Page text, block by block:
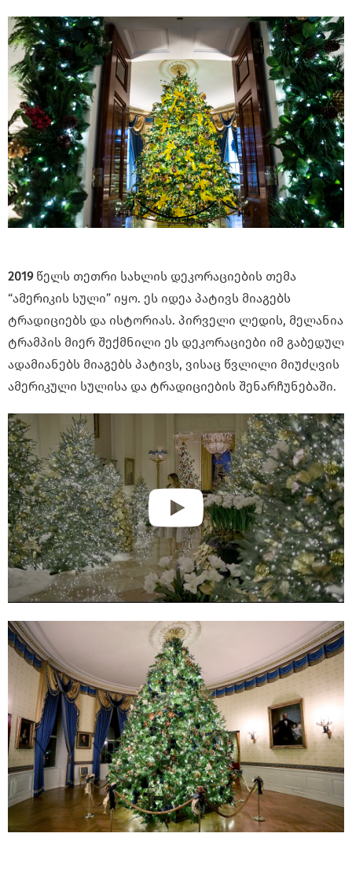
2019წელს თეთრი სახლის დეკორაციების თემა
“ამერიკის სული” იყო. ეს იდეა პატივს მიაგებს
ტრადიციებს და ისტორიას. პირველი ლედის, მელანია
ტრამპის მიერ შექმნილი ეს დეკორაციები იმ გაბედულ
ადამიანებს მიაგებს პატივს, ვისაც წვლილი მიუძღვის
ამერიკული სულისა და ტრადიციების შენარჩუნებაში.